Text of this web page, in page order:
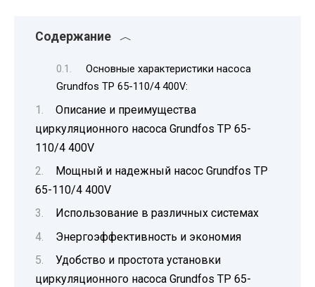
Содержание
Основные характеристики насоса
Grundfos TP 65-110/4 400V:
Описание и преимущества
циркуляционного насоса Grundfos TP 65-
110/4 400V
Мощный и надежный насос Grundfos TP
65-110/4 400V
Использование в различных системах
Энергоэффективность и экономия
Удобство и простота установки
циркуляционного насоса Grundfos TP 65-